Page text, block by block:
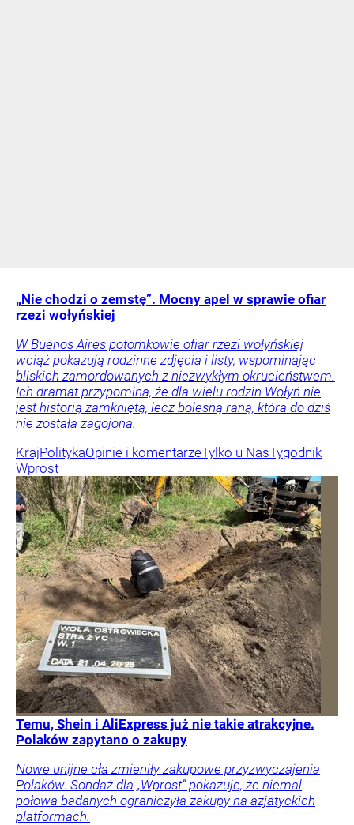
„Nie chodzi o zemstę”. Mocny apel w sprawie ofiar
rzezi wołyńskiej
W Buenos Aires potomkowie ofiar rzezi wołyńskiej
wciąż pokazują rodzinne zdjęcia i listy, wspominając
bliskich zamordowanych z niezwykłym okrucieństwem.
Ich dramat przypomina, że dla wielu rodzin Wołyń nie
jest historią zamkniętą, lecz bolesną raną, która do dziś
nie została zagojona.
KrajPolitykaOpinie i komentarzeTylko u NasTygodnik
Wprost
Temu, Shein i AliExpress już nie takie atrakcyjne.
Polaków zapytano o zakupy
Nowe unijne cła zmieniły zakupowe przyzwyczajenia
Polaków. Sondaż dla „Wprost” pokazuje, że niemal
połowa badanych ograniczyła zakupy na azjatyckich
platformach.